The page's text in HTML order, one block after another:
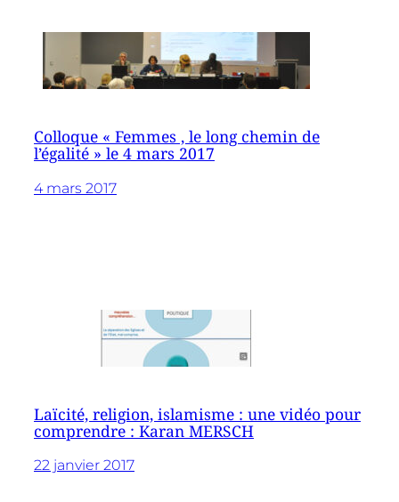
Colloque « Femmes , le long chemin de
l’égalité » le 4 mars 2017
4 mars 2017
Laïcité, religion, islamisme : une vidéo pour
comprendre : Karan MERSCH
22 janvier 2017